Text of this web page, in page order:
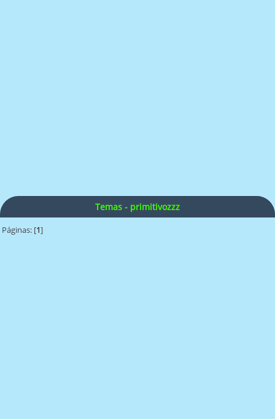
Temas - primitivozzz
Páginas: [1]